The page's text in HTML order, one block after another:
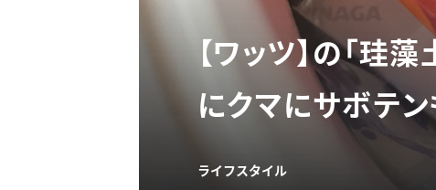
【ワッツ】の「珪
にクマにサボテン
ライフスタイル